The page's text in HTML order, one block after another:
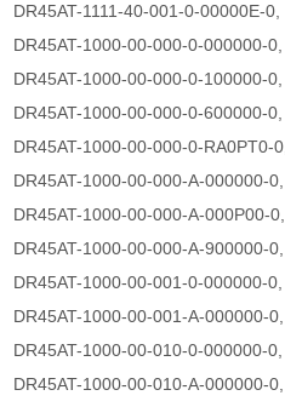
DR45AT-1111-40-001-0-00000E-0,
DR45AT-1000-00-000-0-000000-0,
DR45AT-1000-00-000-0-100000-0,
DR45AT-1000-00-000-0-600000-0,
DR45AT-1000-00-000-0-RA0PT0-0,
DR45AT-1000-00-000-A-000000-0,
DR45AT-1000-00-000-A-000P00-0,
DR45AT-1000-00-000-A-900000-0,
DR45AT-1000-00-001-0-000000-0,
DR45AT-1000-00-001-A-000000-0,
DR45AT-1000-00-010-0-000000-0,
DR45AT-1000-00-010-A-000000-0,